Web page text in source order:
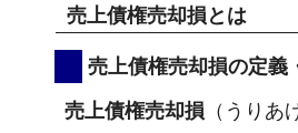
売上債権売却損とは
売上債権売却損の定義
売上債権売却損 （うり